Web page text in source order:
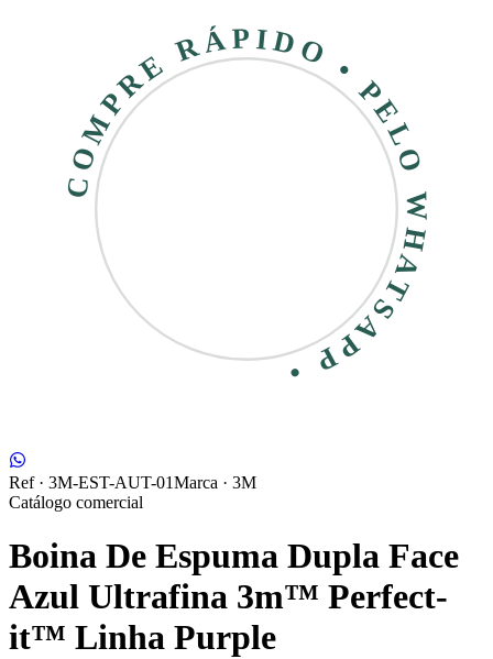
COMPRE RÁPIDO • PELO WHATSAPP •
Ref · 3M-EST-AUT-01Marca · 3M
Catálogo comercial
Boina De Espuma Dupla Face
Azul Ultrafina 3m™ Perfect-
it™ Linha Purple